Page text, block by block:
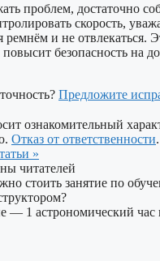
проблем, достаточно
скорость,
ремнём и не отвлекаться.
безопасность на
Предложите
ознакомительный
Отказ от ответственности.
»
читателей
стоить занятие по
— 1 астрономический час